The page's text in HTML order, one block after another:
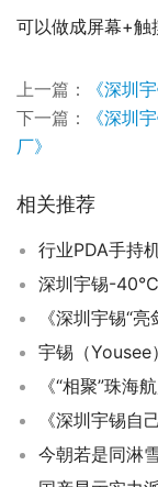
可以做成屏幕+触
上一篇：
《深圳
下一篇：
《深圳
厂》
相关推荐
行业PDA手持
深圳宇锡-40℃
《深圳宇锡“
《“相聚”珠海
《深圳宇锡自
今朝若是同淋